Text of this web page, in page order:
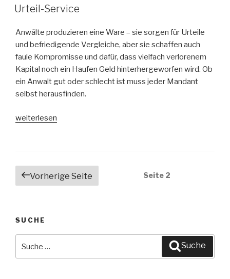
AM
Urteil-Service
Anwälte produzieren eine Ware – sie sorgen für Urteile
und befriedigende Vergleiche, aber sie schaffen auch
faule Kompromisse und dafür, dass vielfach verlorenem
Kapital noch ein Haufen Geld hinterhergeworfen wird. Ob
ein Anwalt gut oder schlecht ist muss jeder Mandant
selbst herausfinden.
„Urteil-
weiterlesen
Beitragsnavigation
Vorherige Seite Seite 2
SUCHE
Suche